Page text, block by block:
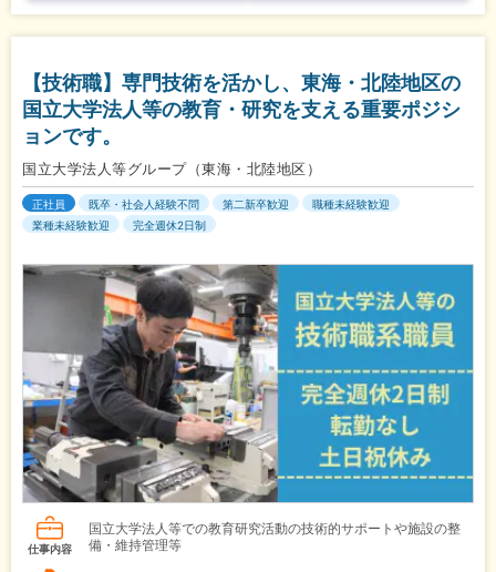
【技術職】専門技術を活かし、東海・北陸地区の
国立大学法人等の教育・研究を支える重要ポジシ
ョンです。
国立大学法人等グループ（東海・北陸地区）
正社員 既卒・社会人経験不問 第二新卒歓迎
職種未経験歓迎
業種未経験歓迎
完全週休2日制
仕事内容
国立大学法人等での教育研究活動の技術的サポートや施設の整
備・維持管理等